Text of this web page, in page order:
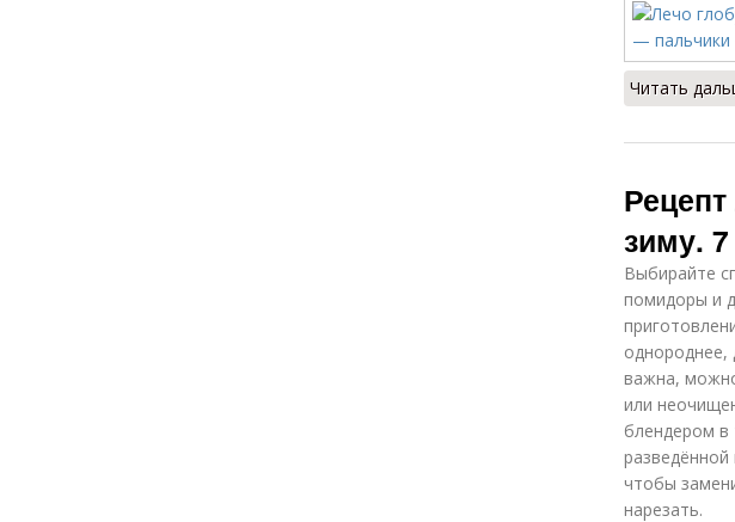
Читать
зиму.
Выбирайте
помидоры и
однороднее,
важна,
или
блендером
чтобы
нарезать.